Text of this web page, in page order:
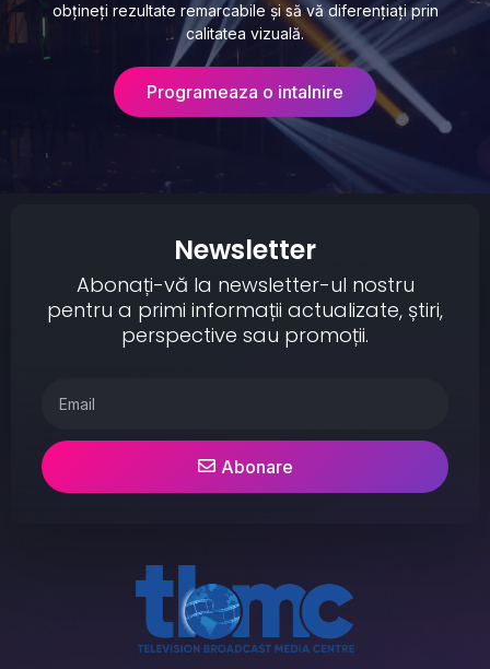
obțineți rezultate remarcabile și să vă diferențiați prin
calitatea vizuală.
Programeaza o intalnire
Newsletter
Abonați-vă la newsletter-ul nostru
pentru a primi informații actualizate, știri,
perspective sau promoții.
Abonare